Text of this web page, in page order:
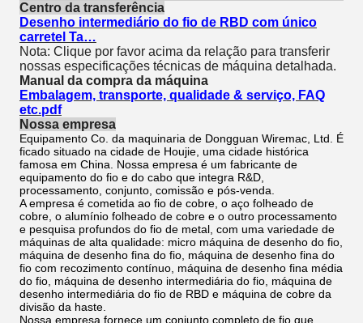
Centro da transferência
Desenho intermediário do fio de RBD com único
carretel Ta…
Nota: Clique por favor acima da relação para transferir
nossas especificações técnicas de máquina detalhada.
Manual da compra da máquina
Embalagem, transporte, qualidade & serviço, FAQ
etc.pdf
Nossa empresa
Equipamento Co. da maquinaria de Dongguan Wiremac, Ltd. É
ficado situado na cidade de Houjie, uma cidade histórica
famosa em China. Nossa empresa é um fabricante de
equipamento do fio e do cabo que integra R&D,
processamento, conjunto, comissão e pós-venda.
A empresa é cometida ao fio de cobre, o aço folheado de
cobre, o alumínio folheado de cobre e o outro processamento
e pesquisa profundos do fio de metal, com uma variedade de
máquinas de alta qualidade: micro máquina de desenho do fio,
máquina de desenho fina do fio, máquina de desenho fina do
fio com recozimento contínuo, máquina de desenho fina média
do fio, máquina de desenho intermediária do fio, máquina de
desenho intermediária do fio de RBD e máquina de cobre da
divisão da haste.
Nossa empresa fornece um conjunto completo de fio que